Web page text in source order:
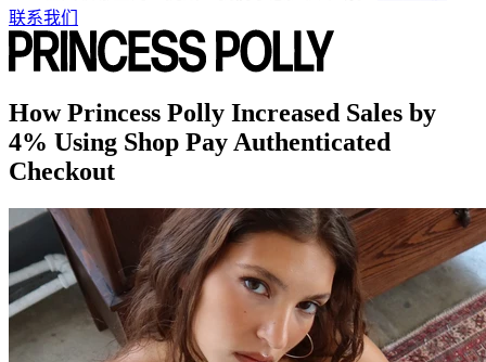
联系我们
How Princess Polly Increased Sales by
4% Using Shop Pay Authenticated
Checkout